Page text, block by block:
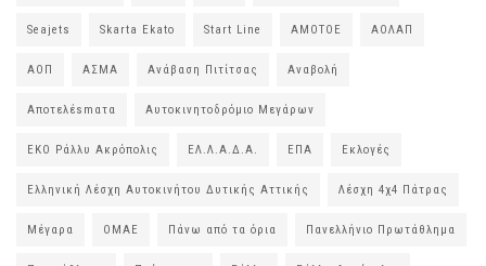
Seajets Skarta Ekato Start Line ΑΜΟΤΟΕ ΑΟΛΑΠ
ΑΟΠ ΑΣΜΑ Ανάβαση Πιτίτσας Αναβολή
Αποτελέsmατα Αυτοκινητοδρόμιο Μεγάρων
ΕΚΟ Ράλλυ Ακρόπολις ΕΛ.Λ.Α.Δ.Α. ΕΠΑ Εκλογές
Ελληνική Λέσχη Αυτοκινήτου Δυτικής Αττικής Λέσχη 4χ4 Πάτρας
Μέγαρα ΟΜΑΕ Πάνω από τα όρια Πανελλήνιο Πρωτάθλημα